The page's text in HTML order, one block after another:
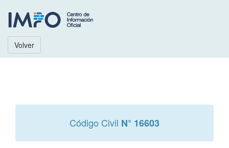
Volver
Código Civil N° 16603